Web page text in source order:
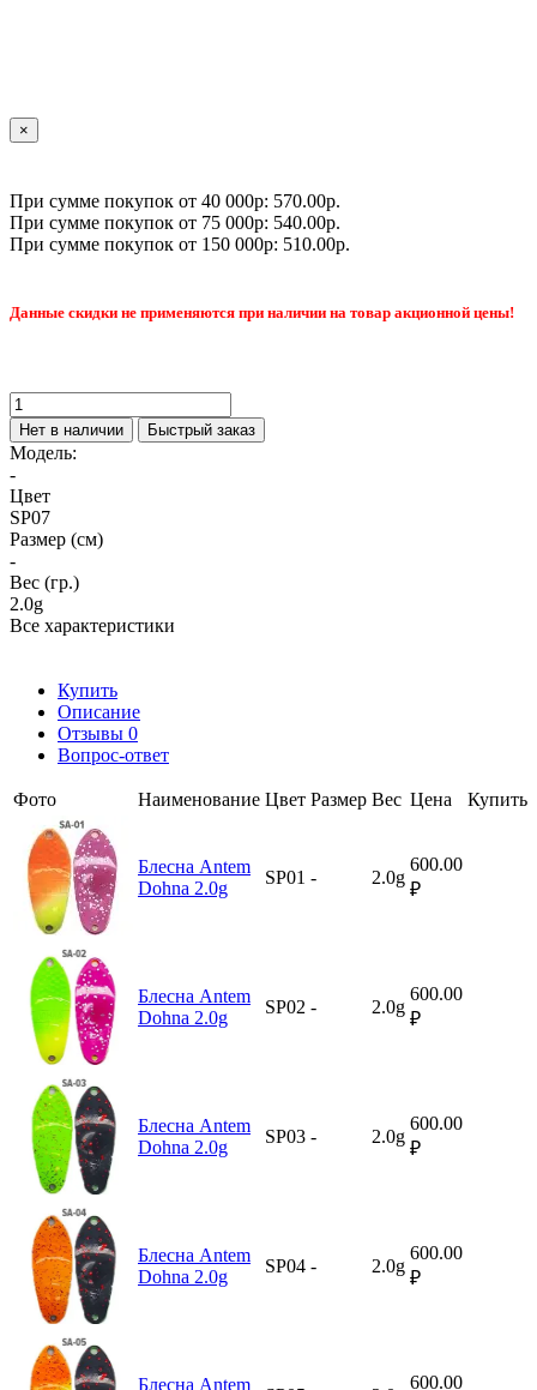
×
При сумме покупок от 40 000р: 570.00р.
При сумме покупок от 75 000р: 540.00р.
При сумме покупок от 150 000р: 510.00р.
Данные скидки не применяются при наличии на товар акционной цены!
Нет в наличии Быстрый заказ
Модель:
-
Цвет
SP07
Размер (см)
-
Вес (гр.)
2.0g
Все характеристики
Купить
Описание
Отзывы 0
Вопрос-ответ
Фото Наименование Цвет Размер Вес Цена Купить
Блесна Antem
Dohna 2.0g
SP01 - 2.0g
600.00
₽
Блесна Antem
Dohna 2.0g
SP02 - 2.0g
600.00
₽
Блесна Antem
Dohna 2.0g
SP03 - 2.0g
600.00
₽
Блесна Antem
Dohna 2.0g
SP04 - 2.0g
600.00
₽
Блесна Antem 600.00